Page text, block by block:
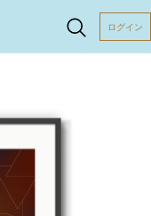
ログイン